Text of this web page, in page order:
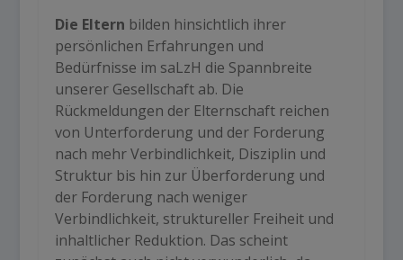
Die Eltern bilden hinsichtlich ihrer
persönlichen Erfahrungen und
Bedürfnisse im saLzH die Spannbreite
unserer Gesellschaft ab. Die
Rückmeldungen der Elternschaft reichen
von Unterforderung und der Forderung
nach mehr Verbindlichkeit, Disziplin und
Struktur bis hin zur Überforderung und
der Forderung nach weniger
Verbindlichkeit, struktureller Freiheit und
inhaltlicher Reduktion. Das scheint